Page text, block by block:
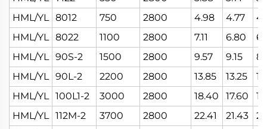
HML/YL 8012 750 2800 4.98 4.77
HML/YL 8022 1100 2800 7.11 6.80
HML/YL 90S-2 1500 2800 9.57 9.15
HML/YL 90L-2 2200 2800 13.85 13.25
HML/YL 100L1-2 3000 2800 18.40 17.60
HML/YL 112M-2 3700 2800 22.41 21.43